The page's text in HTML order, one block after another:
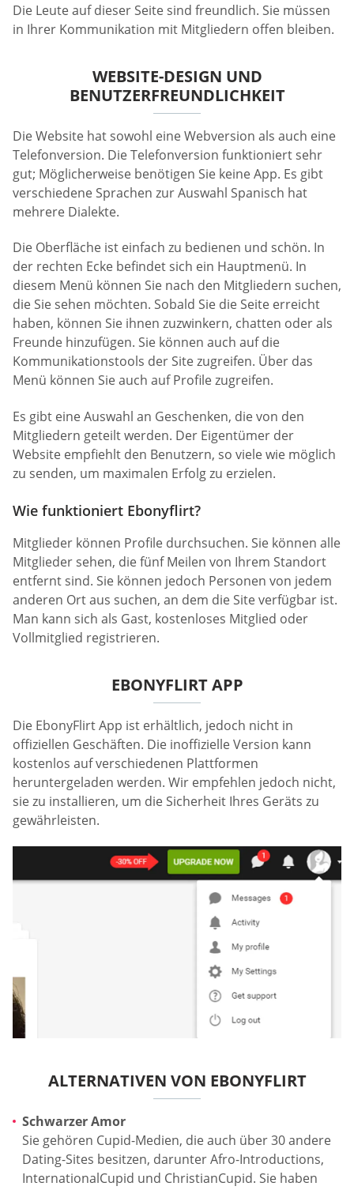
Die Leute auf dieser Seite sind freundlich. Sie müssen
in Ihrer Kommunikation mit Mitgliedern offen bleiben.
WEBSITE-DESIGN UND
BENUTZERFREUNDLICHKEIT
Die Website hat sowohl eine Webversion als auch eine
Telefonversion. Die Telefonversion funktioniert sehr
gut; Möglicherweise benötigen Sie keine App. Es gibt
verschiedene Sprachen zur Auswahl Spanisch hat
mehrere Dialekte.
Die Oberfläche ist einfach zu bedienen und schön. In
der rechten Ecke befindet sich ein Hauptmenü. In
diesem Menü können Sie nach den Mitgliedern suchen,
die Sie sehen möchten. Sobald Sie die Seite erreicht
haben, können Sie ihnen zuzwinkern, chatten oder als
Freunde hinzufügen. Sie können auch auf die
Kommunikationstools der Site zugreifen. Über das
Menü können Sie auch auf Profile zugreifen.
Es gibt eine Auswahl an Geschenken, die von den
Mitgliedern geteilt werden. Der Eigentümer der
Website empfiehlt den Benutzern, so viele wie möglich
zu senden, um maximalen Erfolg zu erzielen.
Wie funktioniert Ebonyflirt?
Mitglieder können Profile durchsuchen. Sie können alle
Mitglieder sehen, die fünf Meilen von Ihrem Standort
entfernt sind. Sie können jedoch Personen von jedem
anderen Ort aus suchen, an dem die Site verfügbar ist.
Man kann sich als Gast, kostenloses Mitglied oder
Vollmitglied registrieren.
EBONYFLIRT APP
Die EbonyFlirt App ist erhältlich, jedoch nicht in
offiziellen Geschäften. Die inoffizielle Version kann
kostenlos auf verschiedenen Plattformen
heruntergeladen werden. Wir empfehlen jedoch nicht,
sie zu installieren, um die Sicherheit Ihres Geräts zu
gewährleisten.
ALTERNATIVEN VON EBONYFLIRT
Schwarzer Amor
Sie gehören Cupid-Medien, die auch über 30 andere
Dating-Sites besitzen, darunter Afro-Introductions,
InternationalCupid und ChristianCupid. Sie haben